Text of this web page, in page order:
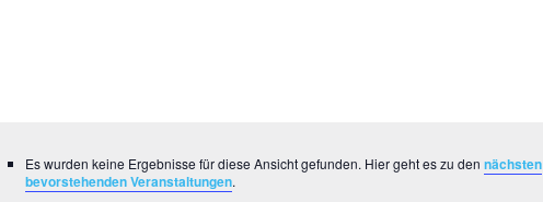
Es wurden keine Ergebnisse für diese Ansicht gefunden. Hier geht es zu dennächsten
bevorstehenden Veranstaltungen.